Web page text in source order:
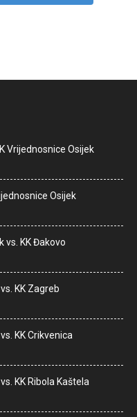
Vrijednosnice Osijek
Osijek
vs. KK Đakovo
KK Zagreb
KK Crikvenica
KK Ribola Kaštela